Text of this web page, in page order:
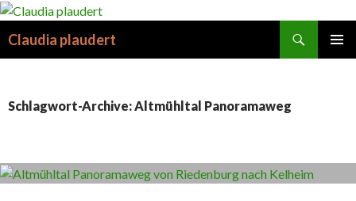
Claudia plaudert
Schlagwort-Archive: Altmühltal Panoramaweg